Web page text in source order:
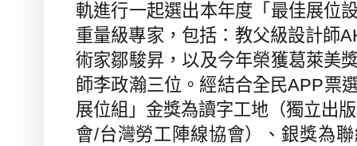
軌進行一起選出本年度「最佳展位
重量級專家，包括：教父級設計師
術家鄒駿昇，以及今年榮獲葛萊美
師李政瀚三位。經結合全民APP票
展位組」金獎為讀字工地（獨立出
會/台灣勞工陣線協會）、銀獎為